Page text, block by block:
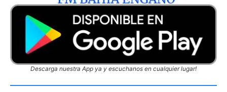
Descarga nuestra App ya y escuchanos en cualquier lugar!